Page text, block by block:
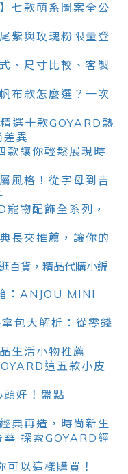
七款萌系圖案全公
紫與玫瑰粉限量登
、尺寸比較、客製
布款怎麼選？一次
選十款GOYARD熱
異
款讓你輕鬆展現時
風格！從字母到吉
物配飾全系列，
長夾推薦，讓你的
百貨，精品代購小編
：ANJOU MINI
包大解析：從零錢
生活小物推薦
這五款小皮
好！盤點
典再造，時尚新生
探索GOYARD經
以這樣購買！